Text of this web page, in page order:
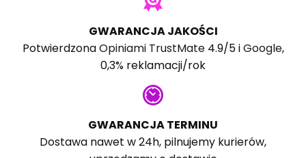
GWARANCJA JAKOŚCI
PotwierdzonaOpiniami TrustMate4.9/5 iGoogle,
0,3% reklamacji/rok
GWARANCJA TERMINU
Dostawa nawet w 24h, pilnujemy kurierów,